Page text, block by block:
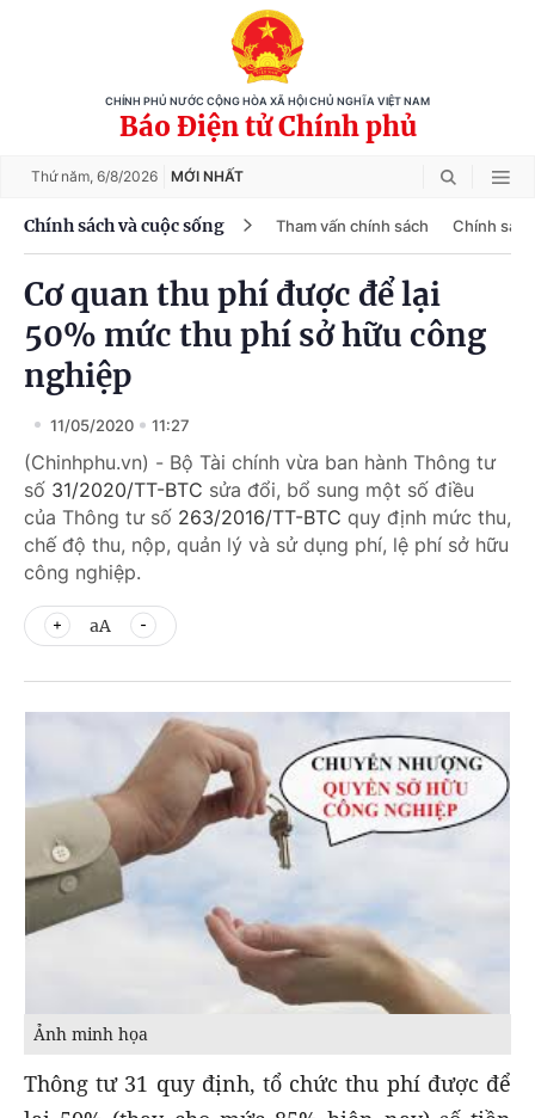
CHÍNH PHỦ NƯỚC CỘNG HÒA XÃ HỘI CHỦ NGHĨA VIỆT NAM
Báo Điện tử Chính phủ
Thứ năm, 6/8/2026 MỚI NHẤT
Chính sách và cuộc sống Tham vấn chính sách Chính
Cơ quan thu phí được để lại
50% mức thu phí sở hữu công
nghiệp
11/05/2020 11:27
(Chinhphu.vn) - Bộ Tài chính vừa ban hành Thông tư
số 31/2020/TT-BTC sửa đổi, bổ sung một số điều
của Thông tư số 263/2016/TT-BTC quy định mức thu,
chế độ thu, nộp, quản lý và sử dụng phí, lệ phí sở hữu
công nghiệp.
aA
Ảnh minh họa
Thông tư 31 quy định, tổ chức thu phí được để